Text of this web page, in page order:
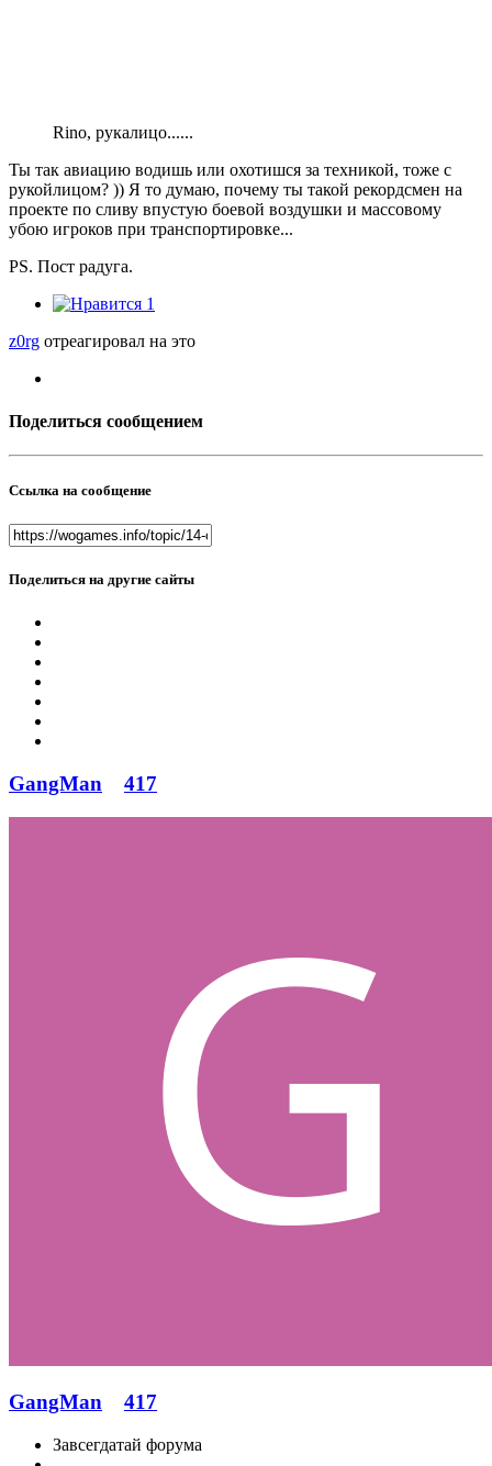
Rino, рукалицо......
Ты так авиацию водишь или охотишся за техникой, тоже с
рукойлицом? )) Я то думаю, почему ты такой рекордсмен на
проекте по сливу впустую боевой воздушки и массовому
убою игроков при транспортировке...
PS. Пост радуга.
1
z0rg отреагировал на это
Поделиться сообщением
Ссылка на сообщение
Поделиться на другие сайты
GangMan 417
GangMan 417
Завсегдатай форума